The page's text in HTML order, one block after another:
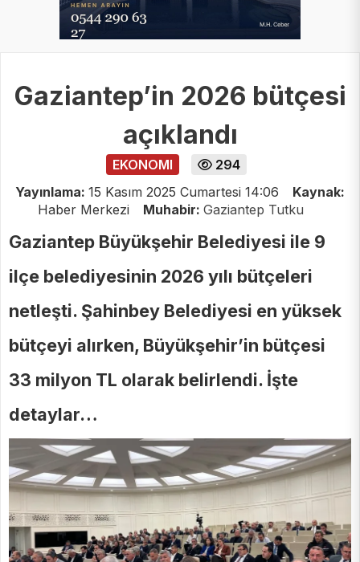
Gaziantep’in 2026 bütçesi
açıklandı
EKONOMI
294
Yayınlama: 15 Kasım 2025 Cumartesi 14:06
Kaynak:
Haber Merkezi
Muhabir: Gaziantep Tutku
Gaziantep Büyükşehir Belediyesi ile 9
ilçe belediyesinin 2026 yılı bütçeleri
netleşti. Şahinbey Belediyesi en yüksek
bütçeyi alırken, Büyükşehir’in bütçesi
33 milyon TL olarak belirlendi. İşte
detaylar…